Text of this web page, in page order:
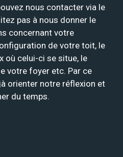
nous contacter via le
pas à nous donner le
concernant votre
de votre toit, le
où celui-ci se situe, le
votre foyer etc. Par ce
orienter notre réflexion et
du temps.